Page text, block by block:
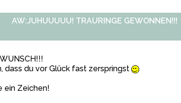
AW:JUHUUUUU! TRAURINGE GEWONNEN!!!
dass du vor Glück fast zerspringst
ein Zeichen!